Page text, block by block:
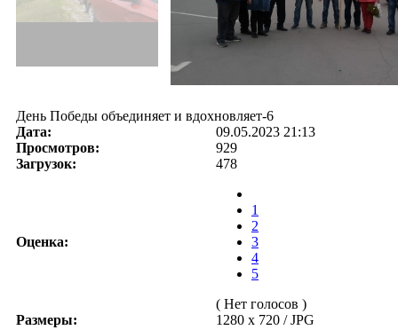
День Победы объединяет и вдохновляет-6
Дата:
09.05.2023 21:13
Просмотров:
929
Загрузок:
478
Оценка:
1
2
3
4
5
( Нет голосов )
Размеры:
1280 x 720 / JPG